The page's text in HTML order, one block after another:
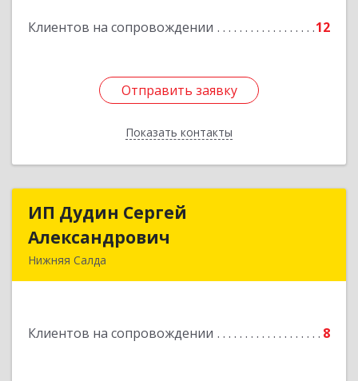
Клиентов на сопровождении 12
Отправить заявку
Показать контакты
Отправить заявку
Назад
ИП Дудин Сергей
Александрович
Нижняя Салда
Клиентов на сопровождении 8
ИП Дудин Сергей
Подробнее